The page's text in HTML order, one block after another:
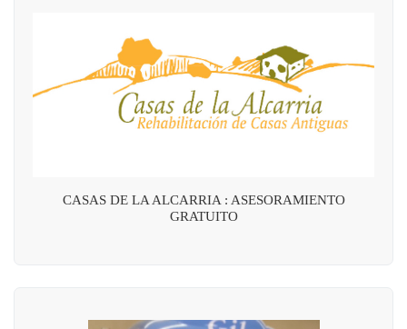
CASAS DE LA ALCARRIA : ASESORAMIENTO
GRATUITO